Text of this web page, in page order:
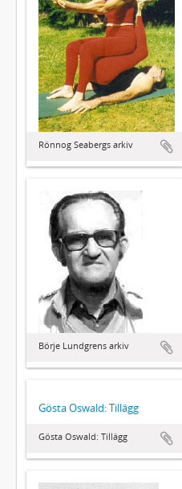
Rönnog Seabergs arkiv
Börje Lundgrens arkiv
Gösta Oswald: Tillägg
Gösta Oswald: Tillägg